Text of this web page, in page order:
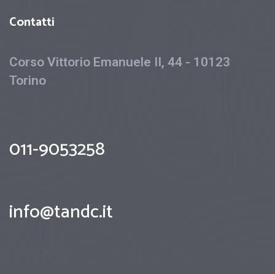
Contatti
Corso Vittorio Emanuele II, 44 - 10123
Torino
011-9053258
info@tandc.it